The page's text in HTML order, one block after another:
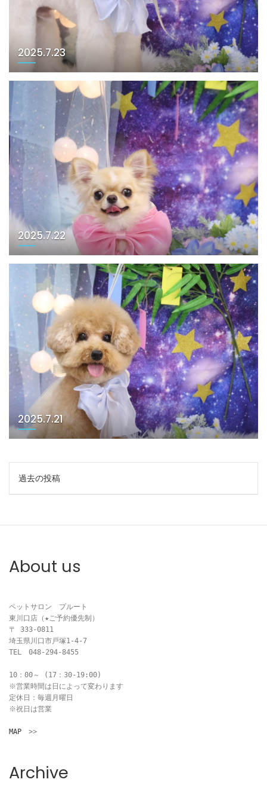
2025.7.23
2025.7.22
2025.7.21
投
稿
ナ
ゲ
ー
シ
ョ
ン
過去の投稿
About us
ペットサロン　プルート
東川口店（★ご予約優先制）
〒 333-0811
埼玉県川口市戸塚1-4-7
TEL　048-294-8455
10：00～ (17：30-19:00)
※営業時間は日によって変わります
定休日：毎週月曜日
※祝日は営業
MAP >>
Archive